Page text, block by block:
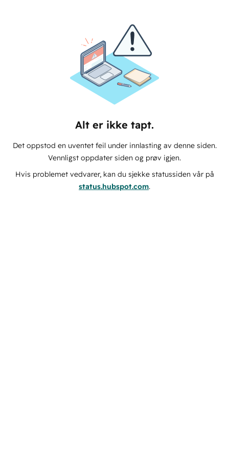
Alt er ikke tapt.
Det oppstod en uventet feil under innlasting av denne siden.
Vennligst oppdater siden og prøv igjen.
Hvis problemet vedvarer, kan du sjekke statussiden vår på
status.hubspot.com.